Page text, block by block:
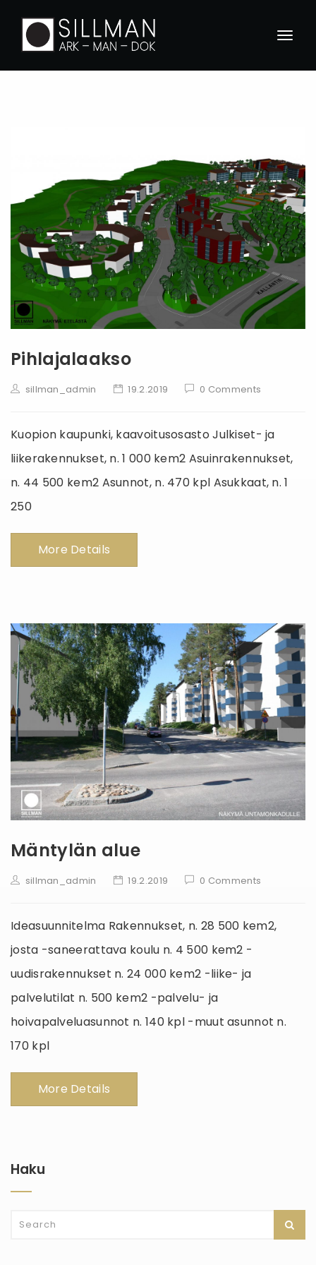
ETUSIVU
DOKUMENTOINTI
YHTEYSTIEDOT
Pihlajalaakso
sillman_admin 19.2.2019 0 Comments
Kuopion kaupunki, kaavoitusosasto Julkiset- ja
liikerakennukset, n. 1 000 kem2 Asuinrakennukset,
n. 44 500 kem2 Asunnot, n. 470 kpl Asukkaat, n. 1
250
More Details
Mäntylän alue
sillman_admin 19.2.2019 0 Comments
Ideasuunnitelma Rakennukset, n. 28 500 kem2,
josta -saneerattava koulu n. 4 500 kem2 -
uudisrakennukset n. 24 000 kem2 -liike- ja
palvelutilat n. 500 kem2 -palvelu- ja
hoivapalveluasunnot n. 140 kpl -muut asunnot n.
170 kpl
More Details
Haku